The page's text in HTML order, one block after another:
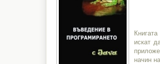
Книгата „
искат
начин на